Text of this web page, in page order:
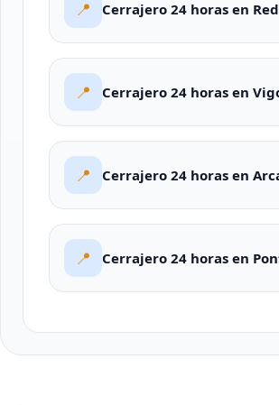
📍 Cerrajero 24 horas en
📍 Cerrajero 24 horas en
📍 Cerrajero 24 horas en
📍 Cerrajero 24 horas en